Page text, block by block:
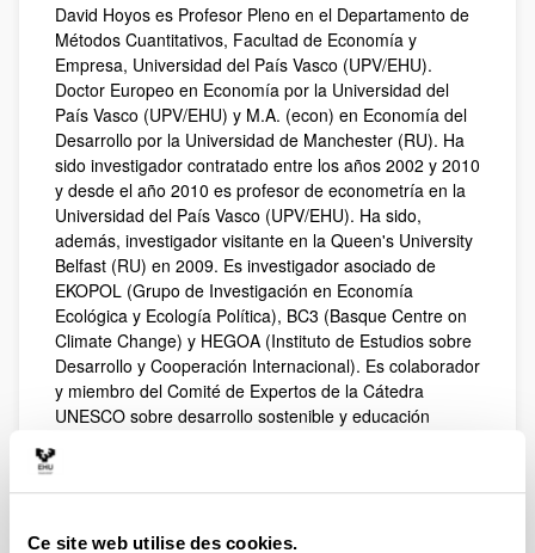
Ce site web utilise des cookies.
David Hoyos es Profesor Pleno en el Departamento de
Métodos Cuantitativos, Facultad de Economía y
Empresa, Universidad del País Vasco (UPV/EHU).
Doctor Europeo en Economía por la Universidad del
País Vasco (UPV/EHU) y M.A. (econ) en Economía del
Desarrollo por la Universidad de Manchester (RU). Ha
sido investigador contratado entre los años 2002 y 2010
y desde el año 2010 es profesor de econometría en la
Universidad del País Vasco (UPV/EHU). Ha sido,
además, investigador visitante en la Queen's University
Belfast (RU) en 2009. Es investigador asociado de
EKOPOL (Grupo de Investigación en Economía
Ecológica y Ecología Política), BC3 (Basque Centre on
Climate Change) y HEGOA (Instituto de Estudios sobre
Desarrollo y Cooperación Internacional). Es colaborador
y miembro del Comité de Expertos de la Cátedra
UNESCO sobre desarrollo sostenible y educación
Impacto Social de la UPV/EHU.